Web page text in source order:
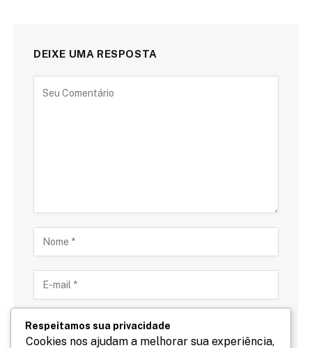
DEIXE UMA RESPOSTA
Respeitamos sua privacidade
Cookies nos ajudam a melhorar sua experiência,